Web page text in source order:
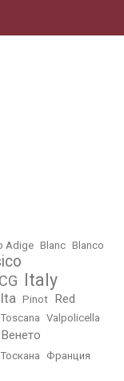
Adige Blanc Blanco
Italy
Pinot Red
Toscana Valpolicella
Венето
Тоскана Франция